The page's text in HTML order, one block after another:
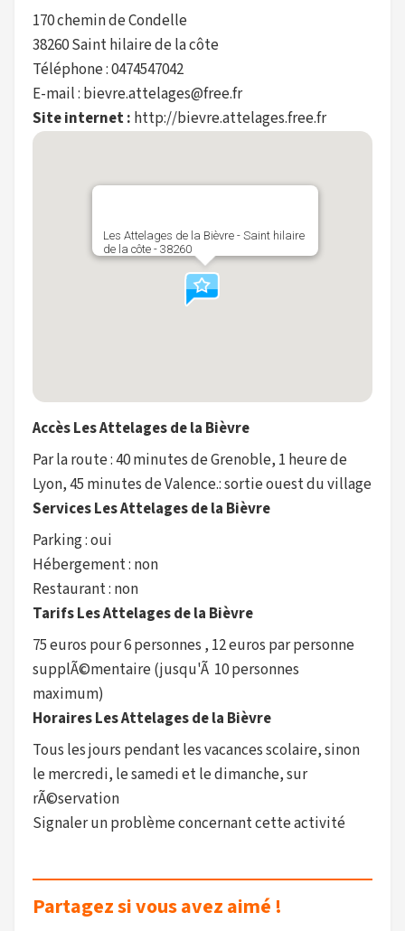
170 chemin de Condelle
38260 Saint hilaire de la côte
Téléphone : 0474547042
E-mail : bievre.attelages@free.fr
Site internet : http://bievre.attelages.free.fr
Les Attelages de la Bièvre - Saint hilaire
de la côte - 38260
Accès Les Attelages de la Bièvre
Par la route : 40 minutes de Grenoble, 1 heure de
Lyon, 45 minutes de Valence.: sortie ouest du village
Services Les Attelages de la Bièvre
Parking : oui
Hébergement : non
Restaurant : non
Tarifs Les Attelages de la Bièvre
75 euros pour 6 personnes , 12 euros par personne
supplÃ©mentaire (jusqu'Ã 10 personnes
maximum)
Horaires Les Attelages de la Bièvre
Tous les jours pendant les vacances scolaire, sinon
le mercredi, le samedi et le dimanche, sur
rÃ©servation
Signaler un problème concernant cette activité
Partagez si vous avez aimé !